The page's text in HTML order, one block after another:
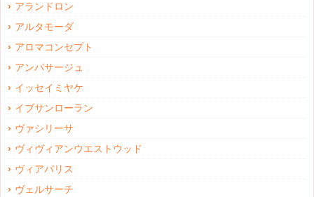
アランドロン
アルタモーダ
アロマコンセプト
アンパサージュ
イッセイミヤケ
イブサンローラン
ヴァシリーサ
ヴィヴィアンウエストウッド
ヴィアパリス
ヴェルサーチ